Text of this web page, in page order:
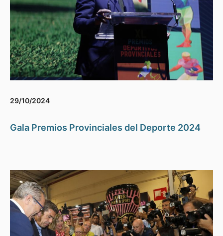
29/10/2024
Gala Premios Provinciales del Deporte 2024